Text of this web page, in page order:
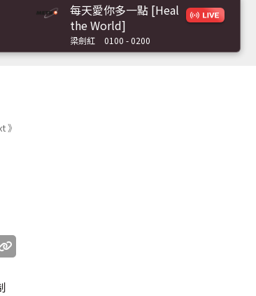
每天愛你多一點 [Heal
the World]
梁劍紅 0100 - 0200
》